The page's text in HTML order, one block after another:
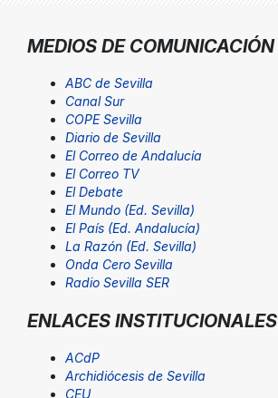
MEDIOS DE COMUNICACIÓN
ABC de Sevilla
Canal Sur
COPE Sevilla
Diario de Sevilla
El Correo de Andalucía
El Correo TV
El Debate
El Mundo (Ed. Sevilla)
El País (Ed. Andalucía)
La Razón (Ed. Sevilla)
Onda Cero Sevilla
Radio Sevilla SER
ENLACES INSTITUCIONALES
ACdP
Archidiócesis de Sevilla
CEU